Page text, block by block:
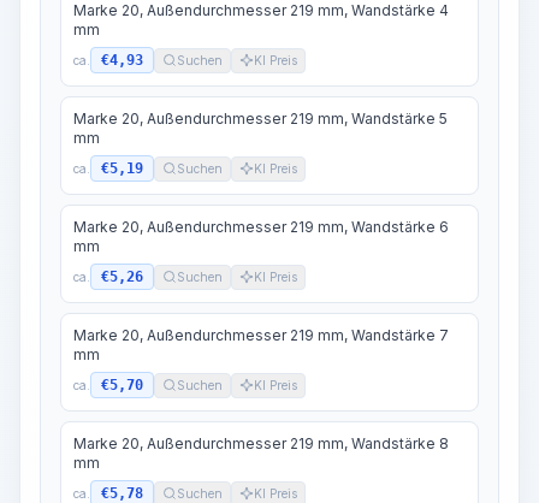
Marke 20, Außendurchmesser 219 mm, Wandstärke 4
mm
ca. €4,93 Suchen KI Preis
Marke 20, Außendurchmesser 219 mm, Wandstärke 5
mm
ca. €5,19 Suchen KI Preis
Marke 20, Außendurchmesser 219 mm, Wandstärke 6
mm
ca. €5,26 Suchen KI Preis
Marke 20, Außendurchmesser 219 mm, Wandstärke 7
mm
ca. €5,70 Suchen KI Preis
Marke 20, Außendurchmesser 219 mm, Wandstärke 8
mm
ca. €5,78 Suchen KI Preis